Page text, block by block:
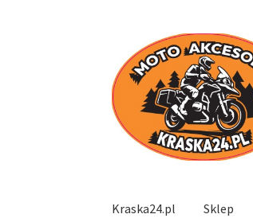
Przejdź
do
nawigacji
Przejdź
do
treści
Kraska24.pl Sklep